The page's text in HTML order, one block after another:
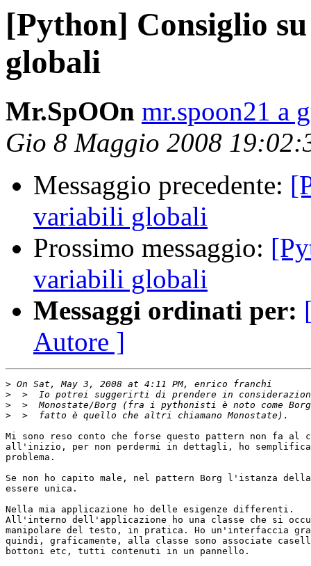
[Python] Consiglio
globali
Mr.SpOOn mr.spoon21 a
Gio 8 Maggio 2008
Messaggio precedente:
variabili globali
Prossimo messaggio:
variabili globali
Messaggi ordinati per:
Autore ]
>
>
>
>
Mi sono reso conto che forse questo pattern non fa al
all'inizio, per non perdermi in dettagli, ho
problema.
Se non ho capito male, nel pattern Borg l'istanza della
essere unica.
Nella mia applicazione ho delle esigenze differenti.
All'interno dell'applicazione ho una classe che si
manipolare del testo, in pratica. Ho un'interfaccia
quindi, graficamente, alla classe sono associate
bottoni etc, tutti contenuti in un pannello.